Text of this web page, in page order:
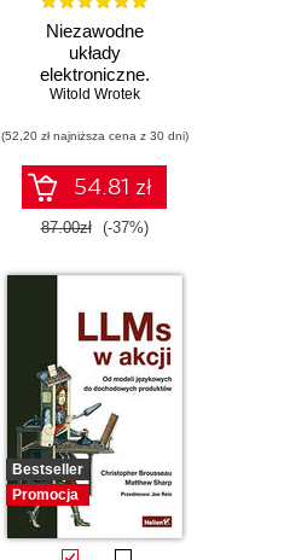
Niezawodne
układy
elektroniczne.
Podręcznik
Witold Wrotek
(52,20 zł najniższa cena z 30 dni)
54.81 zł
87.00zł (-37%)
Bestseller
Promocja